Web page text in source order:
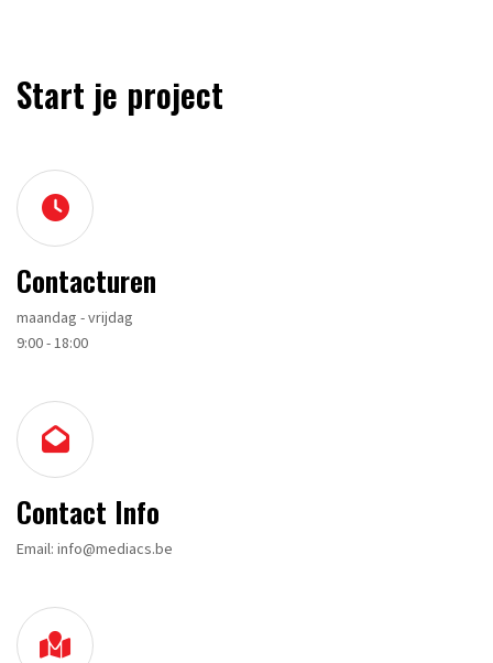
Start je project
Contacturen
maandag - vrijdag
9:00 - 18:00
Contact Info
Email: info@mediacs.be